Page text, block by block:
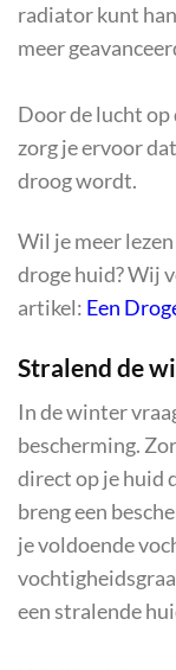
radiator kunt
meer
Door de lucht
zorg je ervoor
droog wordt.
Wil je meer
droge huid? Wij
artikel: Een
Stralend de
In de winter
bescherming.
direct op je huid
breng een
je voldoende
een stralende